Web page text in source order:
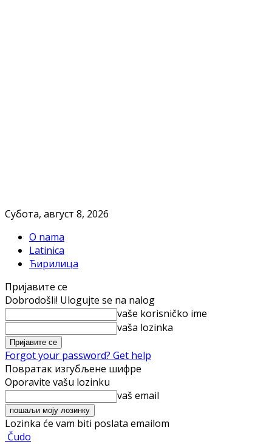
Субота, август 8, 2026
O nama
Latinica
Ћирилица
Пријавите се
Dobrodošli! Ulogujte se na nalog
vaše korisničko ime
vaša lozinka
Forgot your password? Get help
Повратак изгубљене шифре
Oporavite vašu lozinku
vaš email
Lozinka će vam biti poslata emailom
Čudo